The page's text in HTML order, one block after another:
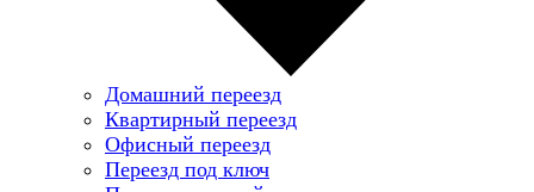
Домашний переезд
Квартирный переезд
Офисный переезд
Переезд под ключ